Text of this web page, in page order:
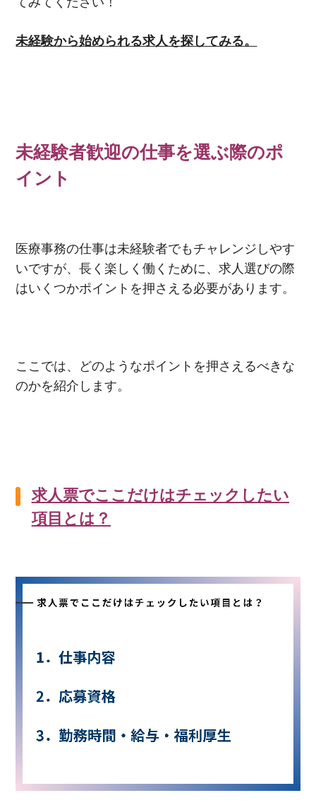
未経験から始められる求人を探してみる。
未経験者歓迎の仕事を選ぶ際のポ
イント
医療事務の仕事は未経験者でもチャレンジしやす
いですが、長く楽しく働くために、求人選びの際
はいくつかポイントを押さえる必要があります。
ここでは、どのようなポイントを押さえるべきな
のかを紹介します。
求人票でここだけはチェックしたい
項目とは？